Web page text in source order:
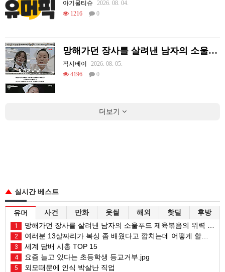
아기물티슈
2026. 08. 04.
1216
0
망해가던 장사를 살려낸 남자의 소울푸드 제육볶음의 위력 ㅋㅋ
픽시베이
2026. 08. 05.
4196
0
더보기
실시간 베스트
유머 사건 만화 웃썰 해외 핫딜 후방
1 망해가던 장사를 살려낸 남자의 소울푸드 제육볶음의 위력 ㅋㅋ
2 여러분 13살짜리가 복싱 좀 배웠다고 깝치는데 어떻게 할까요?
3 세계 담배 시총 TOP 15
4 요즘 늘고 있다는 초등학생 등교거부.jpg
5 외모때문에 인식 박살난 직업